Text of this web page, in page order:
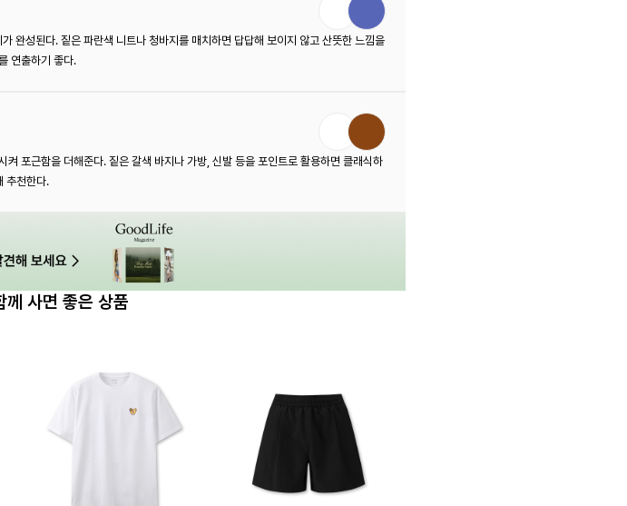
완성된다. 짙은 파란색 니트나 청바지를 매치하면 답답해 보이지 않고 산뜻한 느낌을
연출하기 좋다.
포근함을 더해준다. 짙은 갈색 바지나 가방, 신발 등을 포인트로 활용하면 클래식하
추천한다.
께 사면 좋은 상품